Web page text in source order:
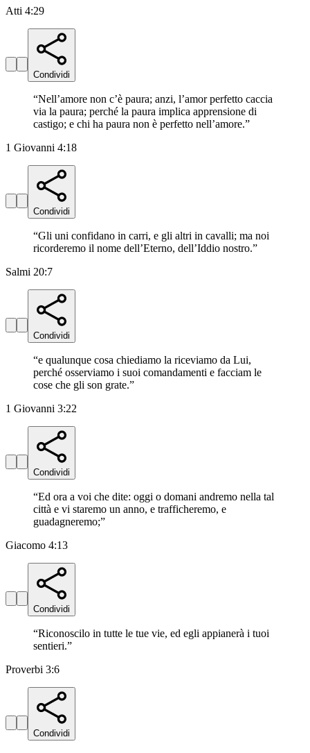
Atti 4:29
Condividi
“Nell’amore non c’è paura; anzi, l’amor perfetto caccia
via la paura; perché la paura implica apprensione di
castigo; e chi ha paura non è perfetto nell’amore.”
1 Giovanni 4:18
Condividi
“Gli uni confidano in carri, e gli altri in cavalli; ma noi
ricorderemo il nome dell’Eterno, dell’Iddio nostro.”
Salmi 20:7
Condividi
“e qualunque cosa chiediamo la riceviamo da Lui,
perché osserviamo i suoi comandamenti e facciam le
cose che gli son grate.”
1 Giovanni 3:22
Condividi
“Ed ora a voi che dite: oggi o domani andremo nella tal
città e vi staremo un anno, e trafficheremo, e
guadagneremo;”
Giacomo 4:13
Condividi
“Riconoscilo in tutte le tue vie, ed egli appianerà i tuoi
sentieri.”
Proverbi 3:6
Condividi